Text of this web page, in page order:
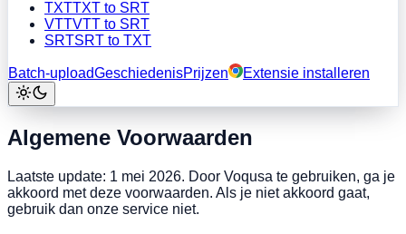
TXTTXT to SRT
VTTVTT to SRT
SRTSRT to TXT
Batch-uploadGeschiedenisPrijzen Extensie installeren
Algemene Voorwaarden
Laatste update: 1 mei 2026. Door Voqusa te gebruiken, ga je
akkoord met deze voorwaarden. Als je niet akkoord gaat,
gebruik dan onze service niet.